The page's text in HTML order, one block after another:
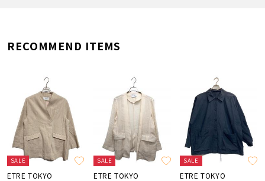
RECOMMEND ITEMS
SALE
ETRE TOKYO
SALE
ETRE TOKYO
SALE
ETRE TOKYO